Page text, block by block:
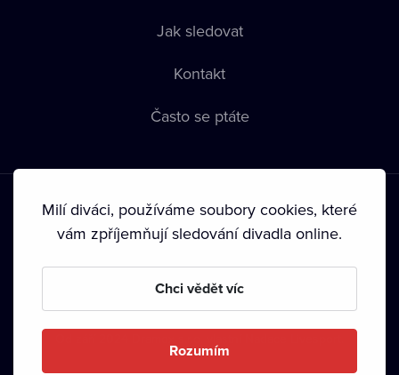
Jak sledovat
Kontakt
Často se ptáte
Podmínky používání • Ochrana soukromí • Zásady používání
• Autorská práva•
Milí diváci, používáme soubory cookies, které
vám zpříjemňují sledování divadla online.
Chci vědět víc
Rozumím